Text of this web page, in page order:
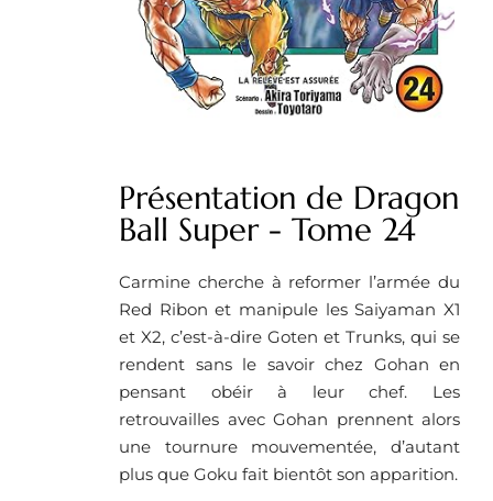
Présentation de Dragon
Ball Super - Tome 24
Carmine cherche à reformer l’armée du
Red Ribon et manipule les Saiyaman X1
et X2, c’est-à-dire Goten et Trunks, qui se
rendent sans le savoir chez Gohan en
pensant obéir à leur chef. Les
retrouvailles avec Gohan prennent alors
une tournure mouvementée, d’autant
plus que Goku fait bientôt son apparition.